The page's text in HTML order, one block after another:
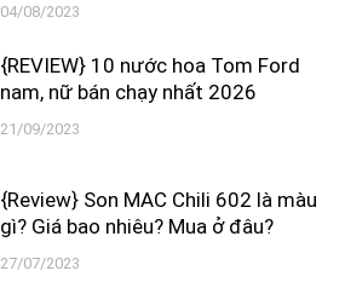
04/08/2023
{REVIEW} 10 nước hoa Tom Ford
nam, nữ bán chạy nhất 2026
21/09/2023
{Review} Son MAC Chili 602 là màu
gì? Giá bao nhiêu? Mua ở đâu?
27/07/2023